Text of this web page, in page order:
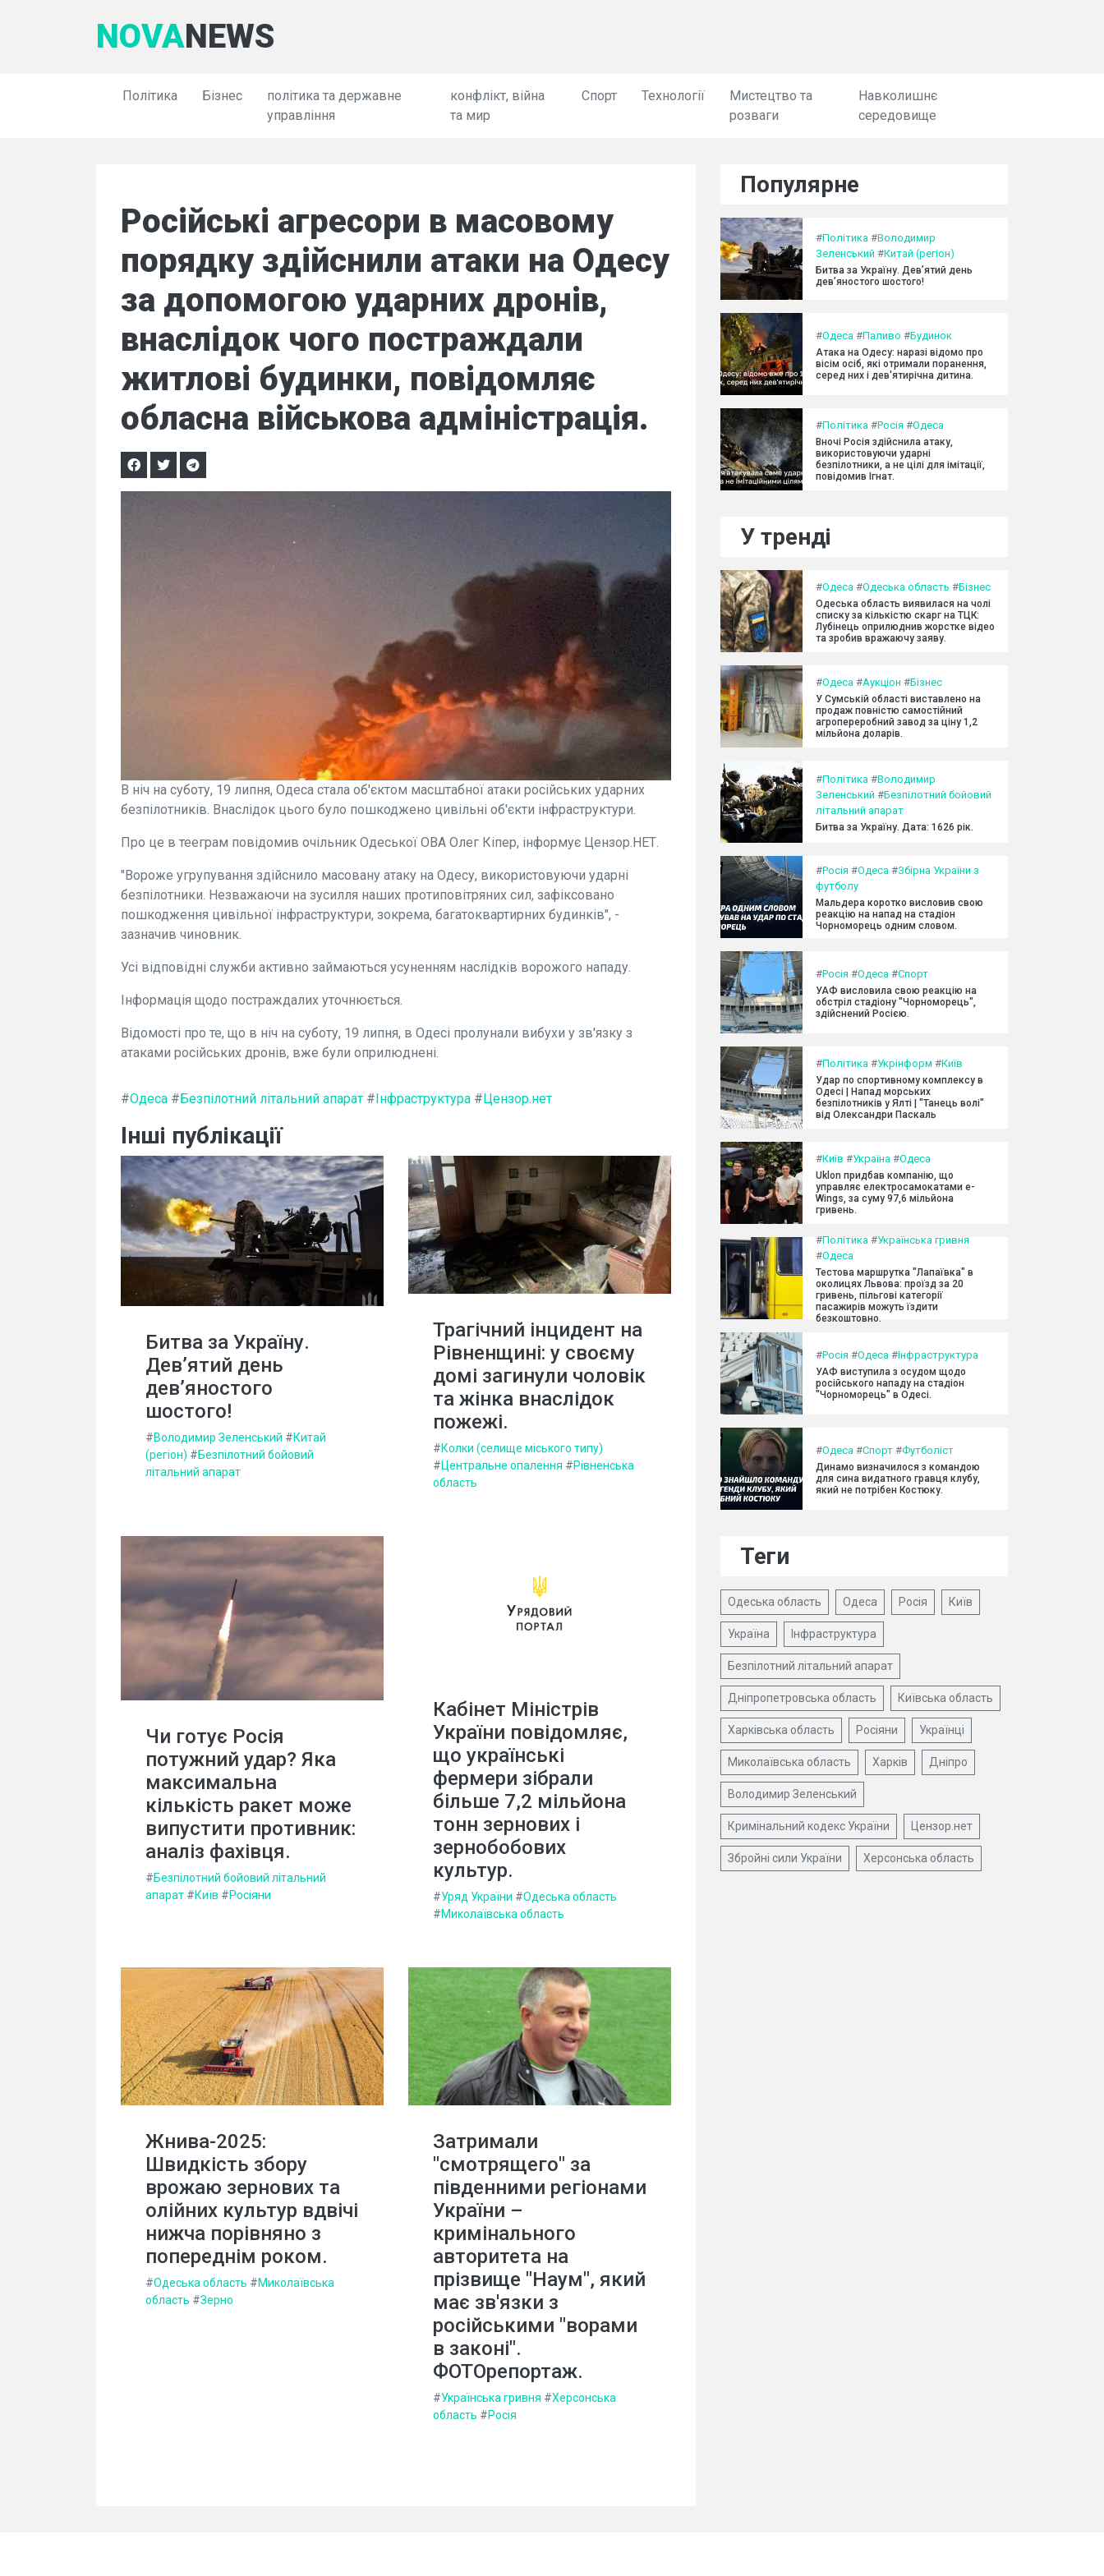
NOVANEWS
Політика Бізнес
політика та державне
управління
конфлікт, війна
та мир
Спорт Технології
Мистецтво та
розваги
Навколишнє
середовище
Російські агресори в масовому
порядку здійснили атаки на Одесу
за допомогою ударних дронів,
внаслідок чого постраждали
житлові будинки, повідомляє
обласна військова адміністрація.
В ніч на суботу, 19 липня, Одеса стала об'єктом масштабної атаки російських ударних
безпілотників. Внаслідок цього було пошкоджено цивільні об'єкти інфраструктури.
Про це в тееграм повідомив очільник Одеської ОВА Олег Кіпер, інформує Цензор.НЕТ.
"Вороже угрупування здійснило масовану атаку на Одесу, використовуючи ударні
безпілотники. Незважаючи на зусилля наших протиповітряних сил, зафіксовано
пошкодження цивільної інфраструктури, зокрема, багатоквартирних будинків", -
зазначив чиновник.
Усі відповідні служби активно займаються усуненням наслідків ворожого нападу.
Інформація щодо постраждалих уточнюється.
Відомості про те, що в ніч на суботу, 19 липня, в Одесі пролунали вибухи у зв'язку з
атаками російських дронів, вже були оприлюднені.
#Одеса #Безпілотний літальний апарат #Інфраструктура #Цензор.нет
Інші публікації
Битва за Україну.
Дев’ятий день
дев’яностого
шостого!
#Володимир Зеленський #Китай
(регіон) #Безпілотний бойовий
літальний апарат
Трагічний інцидент на
Рівненщині: у своєму
домі загинули чоловік
та жінка внаслідок
пожежі.
#Колки (селище міського типу)
#Центральне опалення #Рівненська
область
Чи готує Росія
потужний удар? Яка
максимальна
кількість ракет може
випустити противник:
аналіз фахівця.
#Безпілотний бойовий літальний
апарат #Київ #Росіяни
Кабінет Міністрів
України повідомляє,
що українські
фермери зібрали
більше 7,2 мільйона
тонн зернових і
зернобобових
культур.
#Уряд України #Одеська область
#Миколаївська область
Жнива-2025:
Швидкість збору
врожаю зернових та
олійних культур вдвічі
нижча порівняно з
попереднім роком.
#Одеська область #Миколаївська
область #Зерно
Затримали
"смотрящего" за
південними регіонами
України –
кримінального
авторитета на
прізвище "Наум", який
має зв'язки з
російськими "ворами
в законі".
ФОТОрепортаж.
#Українська гривня #Херсонська
область #Росія
Популярне
#Політика #Володимир
Зеленський #Китай (регіон)
Битва за Україну. Дев’ятий день
дев’яностого шостого!
#Одеса #Паливо #Будинок
Атака на Одесу: наразі відомо про
вісім осіб, які отримали поранення,
серед них і дев'ятирічна дитина.
#Політика #Росія #Одеса
Вночі Росія здійснила атаку,
використовуючи ударні
безпілотники, а не цілі для імітації,
повідомив Ігнат.
У тренді
#Одеса #Одеська область #Бізнес
Одеська область виявилася на чолі
списку за кількістю скарг на ТЦК:
Лубінець оприлюднив жорстке відео
та зробив вражаючу заяву.
#Одеса #Аукціон #Бізнес
У Сумській області виставлено на
продаж повністю самостійний
агропереробний завод за ціну 1,2
мільйона доларів.
#Політика #Володимир
Зеленський #Безпілотний бойовий
літальний апарат
Битва за Україну. Дата: 1626 рік.
#Росія #Одеса #Збірна України з
футболу
Мальдера коротко висловив свою
реакцію на напад на стадіон
Чорноморець одним словом.
#Росія #Одеса #Спорт
УАФ висловила свою реакцію на
обстріл стадіону "Чорноморець",
здійснений Росією.
#Політика #Укрінформ #Київ
Удар по спортивному комплексу в
Одесі | Напад морських
безпілотників у Ялті | "Танець волі"
від Олександри Паскаль
#Київ #Україна #Одеса
Uklon придбав компанію, що
управляє електросамокатами e-
Wings, за суму 97,6 мільйона
гривень.
#Політика #Українська гривня
#Одеса
Тестова маршрутка "Лапаївка" в
околицях Львова: проїзд за 20
гривень, пільгові категорії
пасажирів можуть їздити
безкоштовно.
#Росія #Одеса #Інфраструктура
УАФ виступила з осудом щодо
російського нападу на стадіон
"Чорноморець" в Одесі.
#Одеса #Спорт #Футболіст
Динамо визначилося з командою
для сина видатного гравця клубу,
який не потрібен Костюку.
Теги
Одеська область Одеса Росія Київ
Україна Інфраструктура
Безпілотний літальний апарат
Дніпропетровська область Київська область
Харківська область Росіяни Українці
Миколаївська область Харків Дніпро
Володимир Зеленський
Кримінальний кодекс України Цензор.нет
Збройні сили України Херсонська область